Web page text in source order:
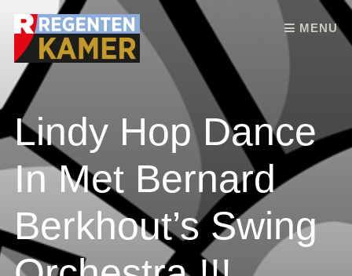
MENU
Skip to content
Lindy Hop Dance
In Met Bernard
Berkhout’s Swing